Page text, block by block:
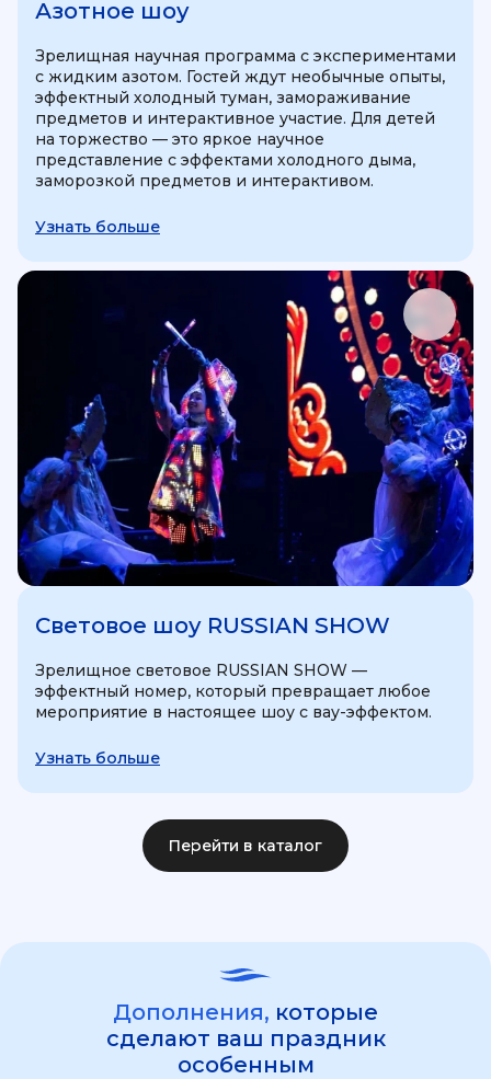
Азотное шоу
Зрелищная научная программа с экспериментами
с жидким азотом. Гостей ждут необычные опыты,
эффектный холодный туман, замораживание
предметов и интерактивное участие. Для детей
на торжество — это яркое научное
представление с эффектами холодного дыма,
заморозкой предметов и интерактивом.
Узнать больше
Световое шоу RUSSIAN SHOW
Зрелищное световое RUSSIAN SHOW —
эффектный номер, который превращает любое
мероприятие в настоящее шоу с вау-эффектом.
Узнать больше
Перейти в каталог
Дополнения, которые
сделают ваш праздник
особенным